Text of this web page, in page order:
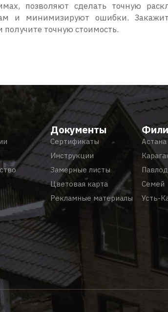
позволяют сделать точную
и минимизируют ошибки.
получите точную стоимость.
Документы
Сертификаты
Инструкции
Замерные листы
Цветовая карта
Рекламные материалы
Астана
Семей
Усть-